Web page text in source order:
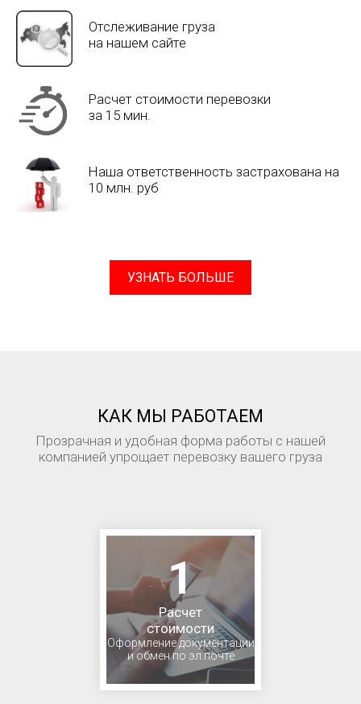
Отслеживание груза
на нашем сайте
Расчет стоимости перевозки
за 15 мин.
Наша ответственность застрахована на
10 млн. руб
УЗНАТЬ БОЛЬШЕ
КАК МЫ РАБОТАЕМ
Прозрачная и удобная форма работы с нашей
компанией упрощает перевозку вашего груза
1
Расчет
стоимости
Оформление документации
и обмен по эл.почте